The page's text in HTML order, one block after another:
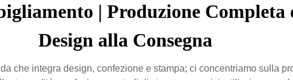
| Produzione
Design alla Consegna
che integra design, confezione e stampa; ci concentriamo sulla